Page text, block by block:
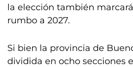
la elección también
rumbo a 2027.
Si bien la provincia de
dividida en ocho secciones